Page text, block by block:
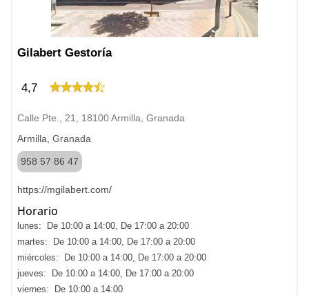
Gilabert Gestoría
4,7
Calle Pte., 21, 18100 Armilla, Granada
Armilla, Granada
958 57 86 47
https://mgilabert.com/
Horario
lunes: De 10:00 a 14:00, De 17:00 a 20:00
martes: De 10:00 a 14:00, De 17:00 a 20:00
miércoles: De 10:00 a 14:00, De 17:00 a 20:00
jueves: De 10:00 a 14:00, De 17:00 a 20:00
viernes: De 10:00 a 14:00